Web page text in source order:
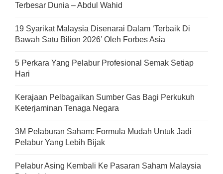
Terbesar Dunia – Abdul Wahid
19 Syarikat Malaysia Disenarai Dalam ‘Terbaik Di
Bawah Satu Bilion 2026’ Oleh Forbes Asia
5 Perkara Yang Pelabur Profesional Semak Setiap
Hari
Kerajaan Pelbagaikan Sumber Gas Bagi Perkukuh
Keterjaminan Tenaga Negara
3M Pelaburan Saham: Formula Mudah Untuk Jadi
Pelabur Yang Lebih Bijak
Pelabur Asing Kembali Ke Pasaran Saham Malaysia